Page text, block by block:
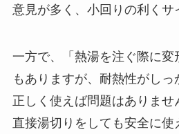
意見が多く、小回りの利くサ
一方で、「熱湯を注ぐ際に変
もありますが、耐熱性がしっ
正しく使えば問題はありませ
直接湯切りをしても安全に使